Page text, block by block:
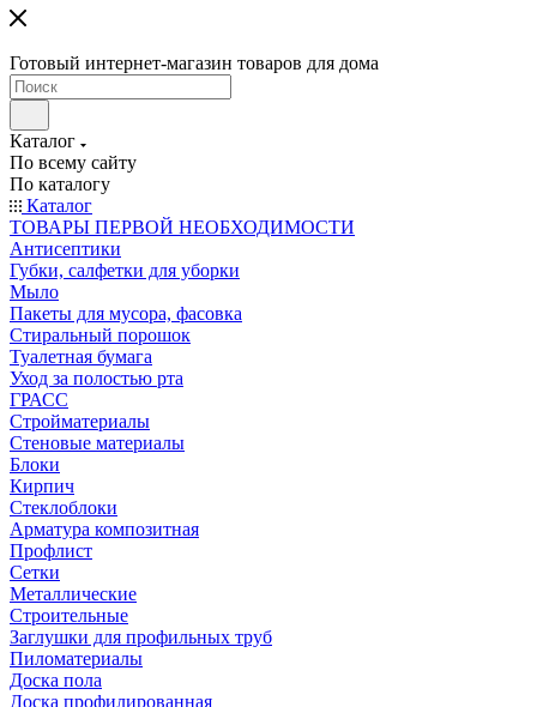
Готовый интернет-магазин товаров для дома
Каталог
По всему сайту
По каталогу
Каталог
ТОВАРЫ ПЕРВОЙ НЕОБХОДИМОСТИ
Антисептики
Губки, салфетки для уборки
Мыло
Пакеты для мусора, фасовка
Стиральный порошок
Туалетная бумага
Уход за полостью рта
ГРАСС
Стройматериалы
Стеновые материалы
Блоки
Кирпич
Стеклоблоки
Арматура композитная
Профлист
Сетки
Металлические
Строительные
Заглушки для профильных труб
Пиломатериалы
Доска пола
Доска профилированная